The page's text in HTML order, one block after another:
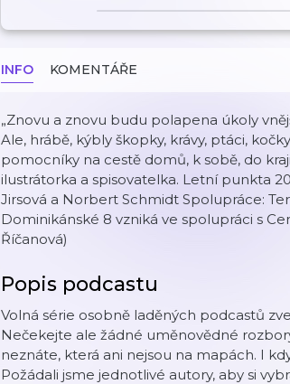
INFO KOMENTÁŘE
„Znovu a znovu budu polapena úkoly
Ale, hrábě, kýbly škopky, krávy, ptáci,
pomocníky na cestě domů, k sobě, do
ilustrátorka a spisovatelka. Letní punkta
Jirsová a Norbert Schmidt Spolupráce:
Dominikánské 8 vzniká ve spolupráci s
Říčanová)
Popis podcastu
Volná série osobně laděných podcastů
Nečekejte ale žádné uměnovědné
neznáte, která ani nejsou na mapách. I
Požádali jsme jednotlivé autory, aby si